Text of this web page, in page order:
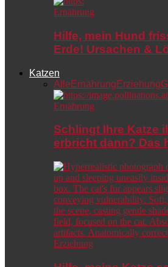
Ernährung
Hilfe, mein Hund
Erde! Ursachen &
Katzen
Alle Ernährung Erziehung
Ernährung
Schlingt Ihre Katze
erbricht dann? Das
Erziehung